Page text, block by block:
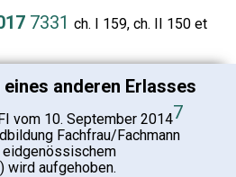
7331 ch. I 159, ch. II 150 et
anderen Erlasses
vom 10. September 20147
Fachfrau/Fachmann
wird aufgehoben.